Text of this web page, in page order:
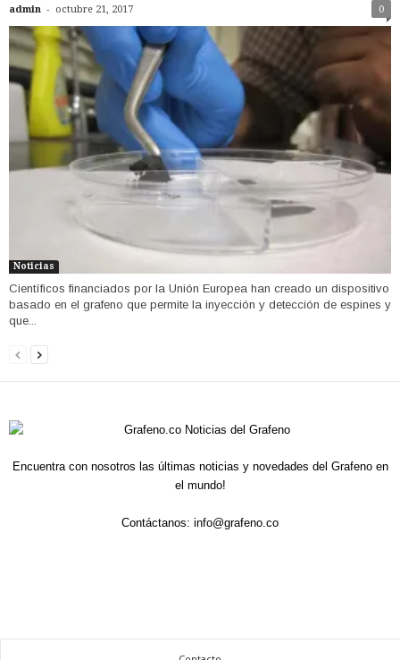
admin - octubre 21, 2017 0
Noticias
Científicos financiados por la Unión Europea han creado un dispositivo
basado en el grafeno que permite la inyección y detección de espines y
que...
Encuentra con nosotros las últimas noticias y novedades del Grafeno en
el mundo!
Contáctanos: info@grafeno.co